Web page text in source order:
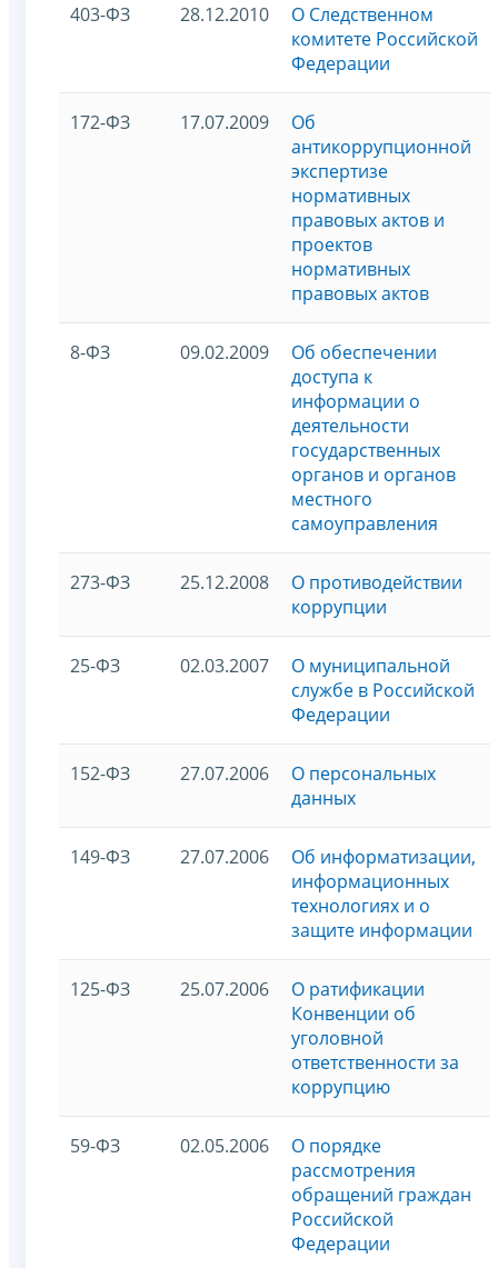
403-ФЗ 28.12.2010
О Следственном
комитете Российской
Федерации
172-ФЗ 17.07.2009
Об
антикоррупционной
экспертизе
нормативных
правовых актов и
проектов
нормативных
правовых актов
8-ФЗ 09.02.2009
Об обеспечении
доступа к
информации о
деятельности
государственных
органов и органов
местного
самоуправления
273-ФЗ 25.12.2008
О противодействии
коррупции
25-ФЗ 02.03.2007
О муниципальной
службе в Российской
Федерации
152-ФЗ 27.07.2006
О персональных
данных
149-ФЗ 27.07.2006
Об информатизации,
информационных
технологиях и о
защите информации
125-ФЗ 25.07.2006
О ратификации
Конвенции об
уголовной
ответственности за
коррупцию
59-ФЗ 02.05.2006
О порядке
рассмотрения
обращений граждан
Российской
Федерации